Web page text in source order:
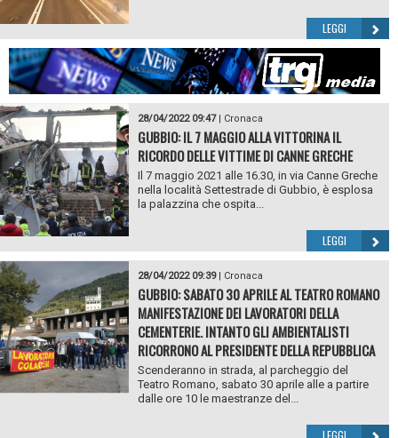
LEGGI
28/04/2022 09:47| Cronaca
GUBBIO: IL 7 MAGGIO ALLA VITTORINA IL
RICORDO DELLE VITTIME DI CANNE GRECHE
Il 7 maggio 2021 alle 16.30, in via Canne Greche
nella località Settestrade di Gubbio, è esplosa
la palazzina che ospita...
LEGGI
28/04/2022 09:39| Cronaca
GUBBIO: SABATO 30 APRILE AL TEATRO ROMANO
MANIFESTAZIONE DEI LAVORATORI DELLA
CEMENTERIE. INTANTO GLI AMBIENTALISTI
RICORRONO AL PRESIDENTE DELLA REPUBBLICA
Scenderanno in strada, al parcheggio del
Teatro Romano, sabato 30 aprile alle a partire
dalle ore 10 le maestranze del...